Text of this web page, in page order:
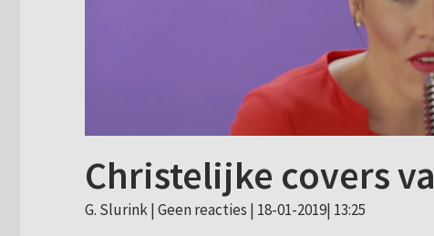
Christelijke covers
G. Slurink | Geen reacties | 18-01-2019| 13:25